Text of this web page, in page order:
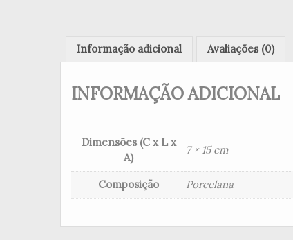
Informação adicional Avaliações (0)
INFORMAÇÃO ADICIONAL
Dimensões (C x L x
A)
7 × 15 cm
Composição Porcelana